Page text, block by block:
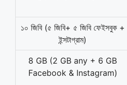
১০ জিবি (৫ জিবি+ ৫ জিবি ফেইসবুক +
ইন্সটাগ্রাম)
8 GB (2 GB any + 6 GB
Facebook & Instagram)